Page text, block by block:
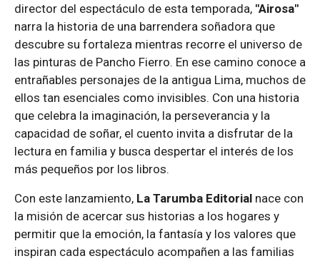
director del espectáculo de esta temporada, "Airosa"
narra la historia de una barrendera soñadora que
descubre su fortaleza mientras recorre el universo de
las pinturas de Pancho Fierro. En ese camino conoce a
entrañables personajes de la antigua Lima, muchos de
ellos tan esenciales como invisibles. Con una historia
que celebra la imaginación, la perseverancia y la
capacidad de soñar, el cuento invita a disfrutar de la
lectura en familia y busca despertar el interés de los
más pequeños por los libros.
Con este lanzamiento, La Tarumba Editorial nace con
la misión de acercar sus historias a los hogares y
permitir que la emoción, la fantasía y los valores que
inspiran cada espectáculo acompañen a las familias